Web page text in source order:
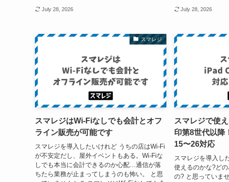
July 28, 2026 July 28, 2026
スマレジ
スマレジはWi-Fiなしでも会計とオフ
ライン販売が可能です
スマレジを導入したいけれど うちの店はWi-Fi
が不安定だし、屋外イベントもある。Wi-Fiな
しでも本当に会計できるのか心配…通信が落
ちたら業務が止まってしまうのも怖い。 と思
スマレジで使
印第8世代以降
15〜26対応
スマレジを導入し
使えるのかな?ど
の? と思っていま